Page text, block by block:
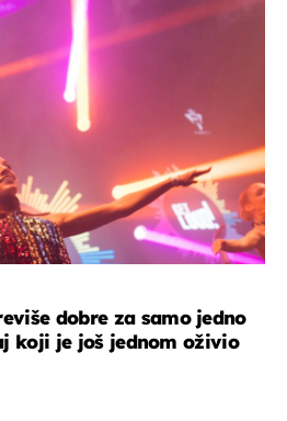
dobre za samo jedno
koji je još jednom oživio